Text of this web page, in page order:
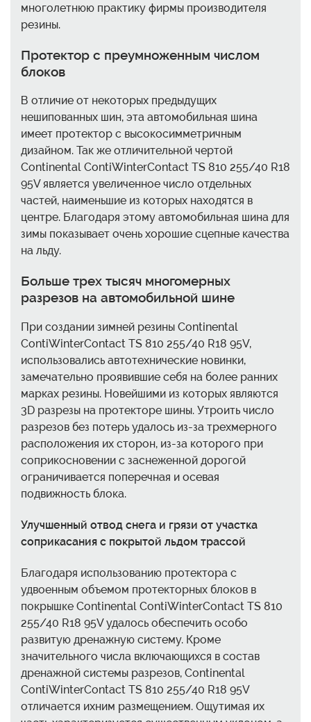
многолетнюю практику фирмы производителя
резины.
Протектор с преумноженным числом
блоков
В отличие от некоторых предыдущих
нешипованных шин, эта автомобильная шина
имеет протектор с высокосимметричным
дизайном. Так же отличительной чертой
Continental ContiWinterContact TS 810 255/40 R18
95V является увеличенное число отдельных
частей, наименьшие из которых находятся в
центре. Благодаря этому автомобильная шина для
зимы показывает очень хорошие сцепные качества
на льду.
Больше трех тысяч многомерных
разрезов на автомобильной шине
При создании зимней резины Continental
ContiWinterContact TS 810 255/40 R18 95V,
использовались автотехнические новинки,
замечательно проявившие себя на более ранних
марках резины. Новейшими из которых являются
3D разрезы на протекторе шины. Утроить число
разрезов без потерь удалось из-за трехмерного
расположения их сторон, из-за которого при
соприкосновении с заснеженной дорогой
ограничивается поперечная и осевая
подвижность блока.
Улучшенный отвод снега и грязи от участка
соприкасания с покрытой льдом трассой
Благодаря использованию протектора с
удвоенным объемом протекторных блоков в
покрышке Continental ContiWinterContact TS 810
255/40 R18 95V удалось обеспечить особо
развитую дренажную систему. Кроме
значительного числа включающихся в состав
дренажной системы разрезов, Continental
ContiWinterContact TS 810 255/40 R18 95V
отличается ихним размещением. Ощутимая их